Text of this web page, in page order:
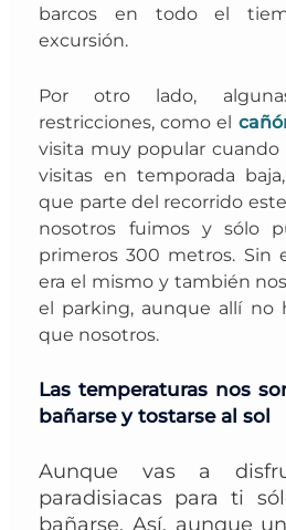
barcos en todo el
excursión.
Por otro lado,
restricciones, como el
visita muy popular cuando
visitas en temporada
que parte del recorrido
nosotros fuimos y sólo
primeros 300 metros. Sin
era el mismo y también
el parking, aunque allí no
que nosotros.
Las temperaturas nos
bañarse y tostarse al sol
Aunque vas a
paradisiacas para ti
bañarse. Así, aunque